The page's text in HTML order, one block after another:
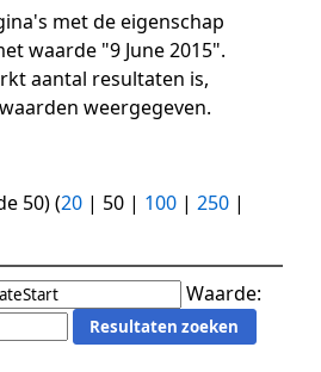
met de eigenschap
waarde "9 June 2015".
aantal resultaten is,
weergegeven.
50) (20 | 50 | 100 | 250 |
Waarde: